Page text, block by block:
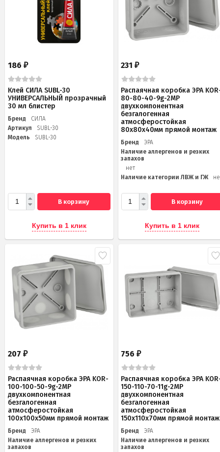
186 ₽
Клей СИЛА SUBL-30
УНИВЕРСАЛЬНЫЙ прозрачный
30 мл блистер
Бренд
СИЛА
Артикул
SUBL-30
Модель
SUBL-30
В корзину
Купить в 1 клик
231₽
Распаячная коробка ЭРА
80-80-40-9g-2MP
двухкомпонентная
безгалогенная
атмосферостойкая
80х80х40мм прямой монтаж
Бренд
ЭРА
Наличие аллергенов и резких
запахов
нет
Наличие категории ЛВЖ и ГЖ
В корзину
Купить в 1 клик
207 ₽
Распаячная коробка ЭРА KOR-
100-100-50-9g-2MP
двухкомпонентная
безгалогенная
атмосферостойкая
100х100х50мм прямой монтаж
Бренд
ЭРА
Наличие аллергенов и резких
запахов
756₽
Распаячная коробка ЭРА
150-110-70-11g-2MP
двухкомпонентная
безгалогенная
атмосферостойкая
150х110х70мм прямой монтаж
Бренд
ЭРА
Наличие аллергенов и резких
запахов